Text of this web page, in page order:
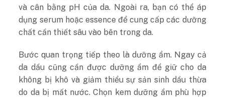
và cân bằng pH của da. Ngoài ra, bạn có thể áp
dụng serum hoặc essence để cung cấp các dưỡng
chất cần thiết sâu vào bên trong da.
Bước quan trọng tiếp theo là dưỡng ẩm. Ngay cả
da dầu cũng cần được dưỡng ẩm để giữ cho da
không bị khô và giảm thiểu sự sản sinh dầu thừa
do da bị mất nước. Chọn kem dưỡng ẩm phù hợp